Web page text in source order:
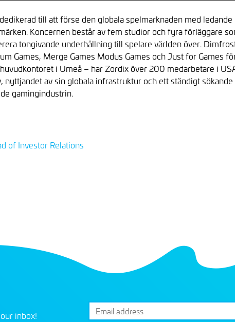
till att förse den globala spelmarknaden med
Koncernen består av fem studior och fyra förläggare
tongivande underhållning till spelare världen över.
Games, Merge Games Modus Games och Just for Games
i Umeå – har Zordix över 200 medarbetare i
nyttjandet av sin globala infrastruktur och ett ständigt
gamingindustrin.
of Investor Relations
inbox!